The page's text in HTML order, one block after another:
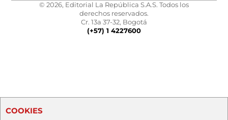
© 2026, Editorial La República S.A.S. Todos los
derechos reservados.
Cr. 13a 37-32, Bogotá
(+57) 1 4227600
COOKIES